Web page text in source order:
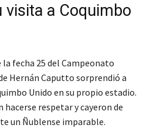
visita a Coquimbo
fecha 25 del Campeonato
Hernán Caputto sorprendió a
Unido en su propio estadio.
hacerse respetar y cayeron de
un Ñublense imparable.